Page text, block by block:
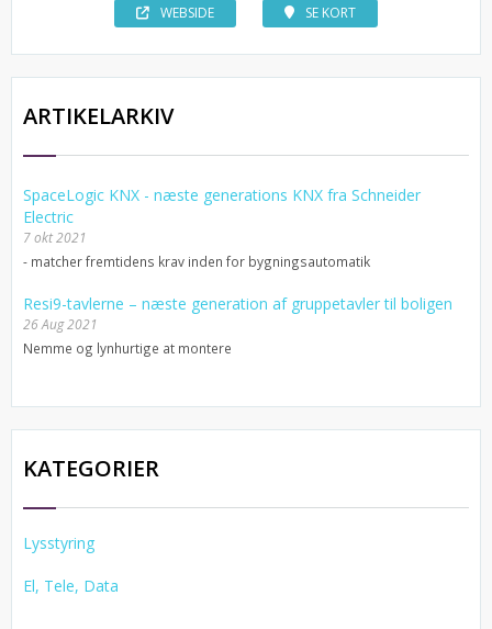
WEBSIDE SE KORT
ARTIKELARKIV
SpaceLogic KNX - næste generations KNX fra Schneider
Electric
7 okt 2021
- matcher fremtidens krav inden for bygningsautomatik
Resi9-tavlerne – næste generation af gruppetavler til boligen
26 Aug 2021
Nemme og lynhurtige at montere
KATEGORIER
Lysstyring
El, Tele, Data